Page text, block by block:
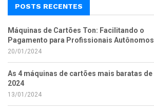
POSTS RECENTES
Máquinas de Cartões Ton: Facilitando o
Pagamento para Profissionais Autônomos
20/01/2024
As 4 máquinas de cartões mais baratas de
2024
13/01/2024